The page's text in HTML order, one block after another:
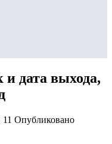
и дата выхода,
11 Опубликовано